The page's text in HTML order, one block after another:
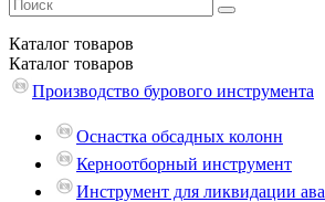
Каталог товаров
Каталог товаров
Производство бурового инструмента
Оснастка обсадных колонн
Керноотборный инструмент
Инструмент для ликвидации